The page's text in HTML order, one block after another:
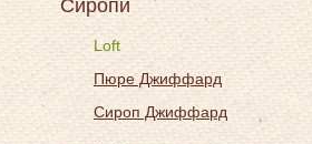
Сиропи
Loft
Пюре Джиффард
Сироп Джиффард